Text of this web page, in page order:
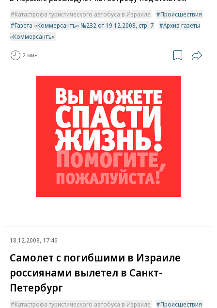
Катастрофа туристического автобуса в Израиле
Происшествия
Газета «Коммерсантъ» №232 от 19.12.2008, стр. 7
Архив газеты
«Коммерсантъ»
2 мин.
18.12.2008, 17:46
Самолет с погибшими в Израиле
россиянами вылетел в Санкт-
Петербург
Катастрофа туристического автобуса в Израиле Происшествия